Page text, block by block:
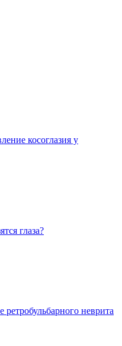
косоглазия у
глаза?
ретробульбарного неврита